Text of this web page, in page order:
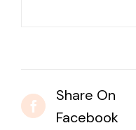
Share On
Facebook